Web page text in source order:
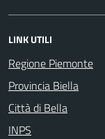
LINK UTILI
Regione Piemonte
Provincia Biella
Città di Bella
INPS